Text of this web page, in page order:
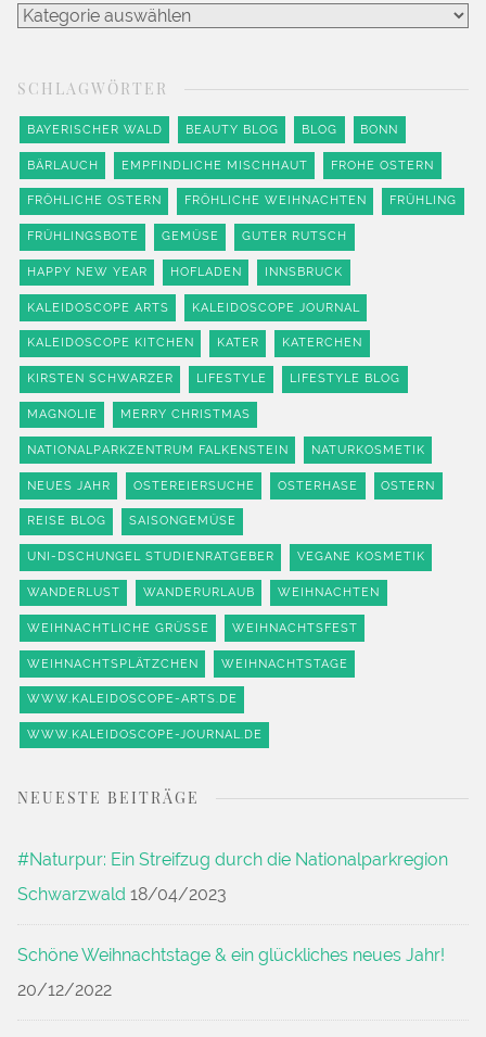
Kategorien
SCHLAGWÖRTER
BAYERISCHER WALD BEAUTY BLOG BLOG BONN
BÄRLAUCH EMPFINDLICHE MISCHHAUT FROHE OSTERN
FRÖHLICHE OSTERN FRÖHLICHE WEIHNACHTEN FRÜHLING
FRÜHLINGSBOTE GEMÜSE GUTER RUTSCH
HAPPY NEW YEAR HOFLADEN INNSBRUCK
KALEIDOSCOPE ARTS KALEIDOSCOPE JOURNAL
KALEIDOSCOPE KITCHEN KATER KATERCHEN
KIRSTEN SCHWARZER LIFESTYLE LIFESTYLE BLOG
MAGNOLIE MERRY CHRISTMAS
NATIONALPARKZENTRUM FALKENSTEIN NATURKOSMETIK
NEUES JAHR OSTEREIERSUCHE OSTERHASE OSTERN
REISE BLOG SAISONGEMÜSE
UNI-DSCHUNGEL STUDIENRATGEBER VEGANE KOSMETIK
WANDERLUST WANDERURLAUB WEIHNACHTEN
WEIHNACHTLICHE GRÜSSE WEIHNACHTSFEST
WEIHNACHTSPLÄTZCHEN WEIHNACHTSTAGE
WWW.KALEIDOSCOPE-ARTS.DE
WWW.KALEIDOSCOPE-JOURNAL.DE
NEUESTE BEITRÄGE
#Naturpur: Ein Streifzug durch die Nationalparkregion
Schwarzwald 18/04/2023
Schöne Weihnachtstage & ein glückliches neues Jahr!
20/12/2022